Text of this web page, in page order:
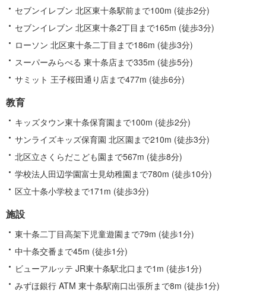
セブンイレブン 北区東十条駅前まで100m (徒歩2分)
セブンイレブン 北区東十条2丁目まで165m (徒歩3分)
ローソン 北区東十条二丁目まで186m (徒歩3分)
スーパーみらべる 東十条店まで335m (徒歩5分)
サミット 王子桜田通り店まで477m (徒歩6分)
教育
キッズタウン東十条保育園まで100m (徒歩2分)
サンライズキッズ保育園 北区園まで210m (徒歩3分)
北区立さくらだこども園まで567m (徒歩8分)
学校法人田辺学園富士見幼稚園まで780m (徒歩10分)
区立十条小学校まで171m (徒歩3分)
施設
東十条二丁目高架下児童遊園まで79m (徒歩1分)
中十条交番まで45m (徒歩1分)
ビューアルッテ JR東十条駅北口まで1m (徒歩1分)
みずほ銀行 ATM 東十条駅南口出張所まで8m (徒歩1分)